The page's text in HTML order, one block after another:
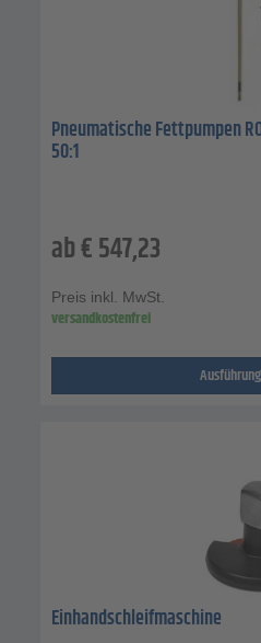
Pneumatische Fettpumpen
50:1
ab€547,23
Preis inkl. MwSt.
versandkostenfrei
Einhandschleifmaschine